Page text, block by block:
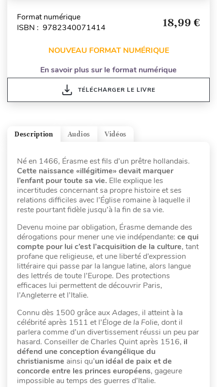
Format numérique
ISBN : 9782340071414
18,99 €
NOUVEAU FORMAT NUMÉRIQUE
En savoir plus sur le format numérique
TÉLÉCHARGER LE LIVRE
Vidéos
Audios
Description
Né en 1466, Érasme est fils d’un prêtre hollandais.
Cette naissance «illégitime» devait marquer
l’enfant pour toute sa vie. Elle explique les
incertitudes concernant sa propre histoire et ses
relations difficiles avec l’Église romaine à laquelle il
reste pourtant fidèle jusqu’à la fin de sa vie.
Devenu moine par obligation, Érasme demande des
dérogations pour mener une vie indépendante: ce qui
compte pour lui c’est l’acquisition de la culture, tant
profane que religieuse, et une liberté d’expression
littéraire qui passe par la langue latine, alors langue
des lettrés de toute l’Europe. Des protections
efficaces lui permettent de découvrir Paris,
l’Angleterre et l’Italie.
Connu dès 1500 grâce auxAdages, il atteint à la
célébrité après 1511 et l’Éloge de la Folie, dont il
parlera comme d’un divertissement réussi un peu par
hasard. Conseiller de Charles Quint après 1516, il
défend une conception évangélique du
christianisme ainsi qu’un idéal de paix et de
concorde entre les princes européens, gageure
impossible au temps des guerres d’Italie.